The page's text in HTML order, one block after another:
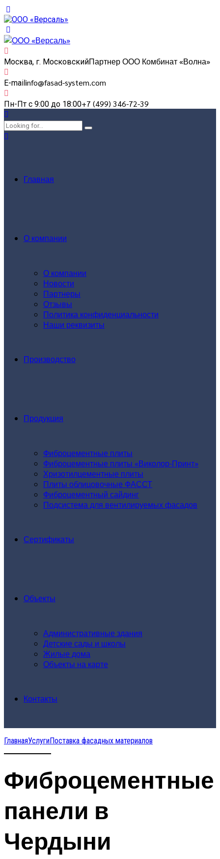
Москва, г. МосковскийПартнер ООО Комбинат «Волна»
E-mailinfo@fasad-system.com
Пн-Пт с 9:00 до 18:00+7 (499) 346-72-39
Главная
О компании
О компании
Новости
Партнеры
Отзывы
Политика конфиденциальности
Наши реквизиты
Производство
Продукция
Фиброцементные плиты
Фиброцементные плиты «Виколор-Принт»
Хризотилцементные плиты
Плиты облицовочные ФАССТ
Фиброцементный сайдинг
Подсистема для вентилируемых фасадов
Сертификаты
Объекты
Административные здания
Детские сады и школы
Жилые дома
Объекты на карте
Контакты
ГлавнаяУслугиПоставка фасадных материалов
Фиброцементные
панели в
Чердыни